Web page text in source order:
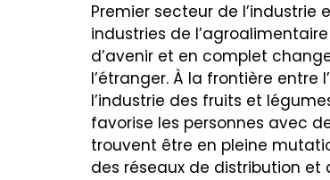
Premier secteur de l’industrie
industries de
d’avenir et en complet
l’étranger. À la frontière entre
l’industrie des fruits et
favorise les personnes avec
trouvent être en pleine
des réseaux de distribution et